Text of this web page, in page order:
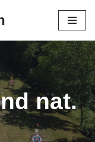
nat.